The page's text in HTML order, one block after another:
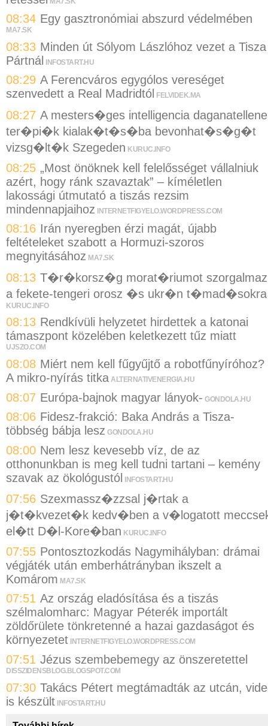
08:34 Egy gasztronómiai abszurd védelmében
MA7.SK
08:33 Minden út Sólyom Lászlóhoz vezet a Tisza
Pártnál INFOSTART.HU
08:29 A Ferencváros egygólos vereséget
szenvedett a Real Madridtól
FELVIDEK.MA
08:27 A mesters�ges intelligencia
ter�pi�k kialak�t�s�ba bevonhat�s�g�t
vizsg�lt�k Szegeden KURUC.INFO
08:25 „Most önöknek kell felelősséget vállalniuk
azért, hogy ránk szavaztak” – kíméletlen
lakossági útmutató a tiszás rezsim
mindennapjaihoz INTERNETFIGYELO.WORDPRESS.COM
08:16 Irán nyeregben érzi magát, újabb
feltételeket szabott a Hormuzi-szoros
megnyitásához MA7.SK
08:13 T�r�korsz�g morat�riumot szorgalmaz
a fekete-tengeri orosz �s ukr�n t�mad�sokra
KURUC.INFO
08:13 Rendkívüli helyzetet hirdettek a katonai
támaszpont közelében keletkezett tűz miatt
UJSZO.COM
08:08 Miért nem kell fűgyűjtő a robotfűnyíróhoz?
A mikro-nyírás titka ALTERNATIVENERGIA.HU
08:07 Európa-bajnok magyar lányok- GONDOLA.HU
08:06 Fidesz-frakció: Baka András a Tisza-
többség bábja lesz GONDOLA.HU
08:00 Nem lesz kevesebb víz, de az
otthonunkban is meg kell tudni tartani – kemény
szavak az ökológustól INFOSTART.HU
07:56 Szexmassz�zzsal j�rtak a
j�t�kvezet�k kedv�ben a v�logatott
el�tt D�l-Kore�ban KURUC.INFO
07:55 Pontosztozkodás Nagymihályban: drámai
végjáték után emberhátrányban ikszelt a
Komárom MA7.SK
07:51 Az ország eladósítása és a tiszás
szélmalomharc: Magyar Péterék importált
zöldőrülete tönkretenné a hazai gazdaságot és
környezetet INTERNETFIGYELO.WORDPRESS.COM
07:51 Jézus szembebemegy az önszeretettel
DISSZIDENSBLOG.BLOGSPOT.COM
07:30 Takács Pétert megtámadták az utcán,
is készült INFOSTART.HU